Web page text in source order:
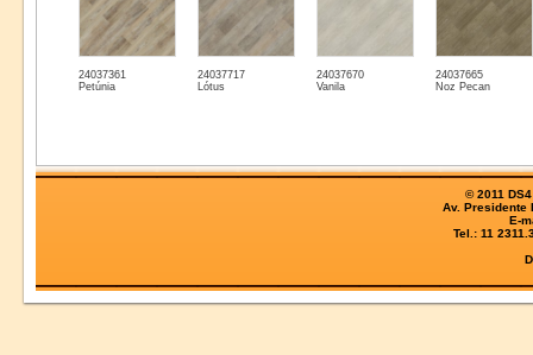
24037361
Petúnia
24037717
Lótus
24037670
Vanila
24037665
Noz Pecan
© 2011
Av. Presidente
E-
Tel.: 11